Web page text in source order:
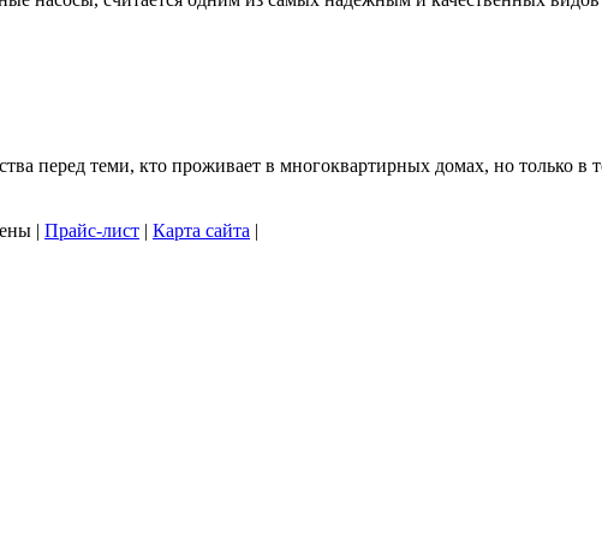
перед теми, кто проживает в многоквартирных домах, но только в
| Прайс-лист | Карта сайта |